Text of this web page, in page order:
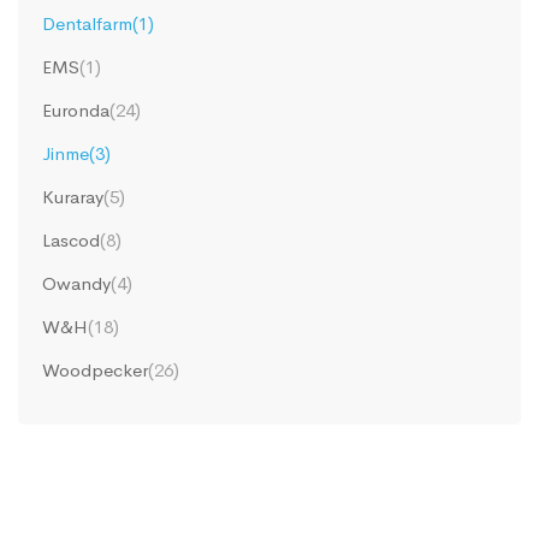
Dentalfarm(1)
EMS(1)
Euronda(24)
Jinme(3)
Kuraray(5)
Lascod(8)
Owandy(4)
W&H(18)
Woodpecker(26)